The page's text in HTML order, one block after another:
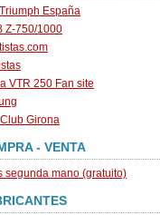
España
Z-750/1000
VTR 250 Fan site
Girona
- VENTA
segunda mano (gratuito)